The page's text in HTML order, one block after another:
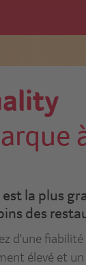
la plus
des
d'une
élevé et